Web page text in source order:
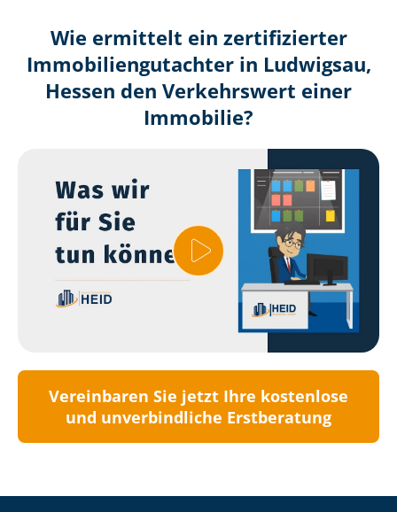
Wie ermittelt ein zertifizierter
Immobilien­gutachter in Ludwigsau,
Hessen den Verkehrswert einer
Immobilie?
Vereinbaren Sie jetzt Ihre kostenlose
und unverbindliche Erstberatung